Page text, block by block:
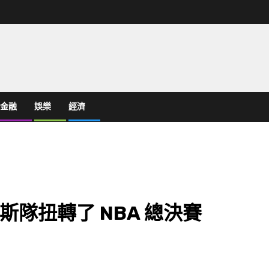
金融 娛樂 經濟
隊扭轉了 NBA 總決賽